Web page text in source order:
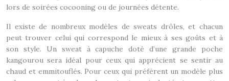
lors de soirées cocooning ou de journées détente.
Il existe de nombreux modèles de sweats drôles, et chacun
peut trouver celui qui correspond le mieux à ses goûts et à
son style. Un sweat à capuche doté d’une grande poche
kangourou sera idéal pour ceux qui apprécient se sentir au
chaud et emmitouflés. Pour ceux qui préfèrent un modèle plus